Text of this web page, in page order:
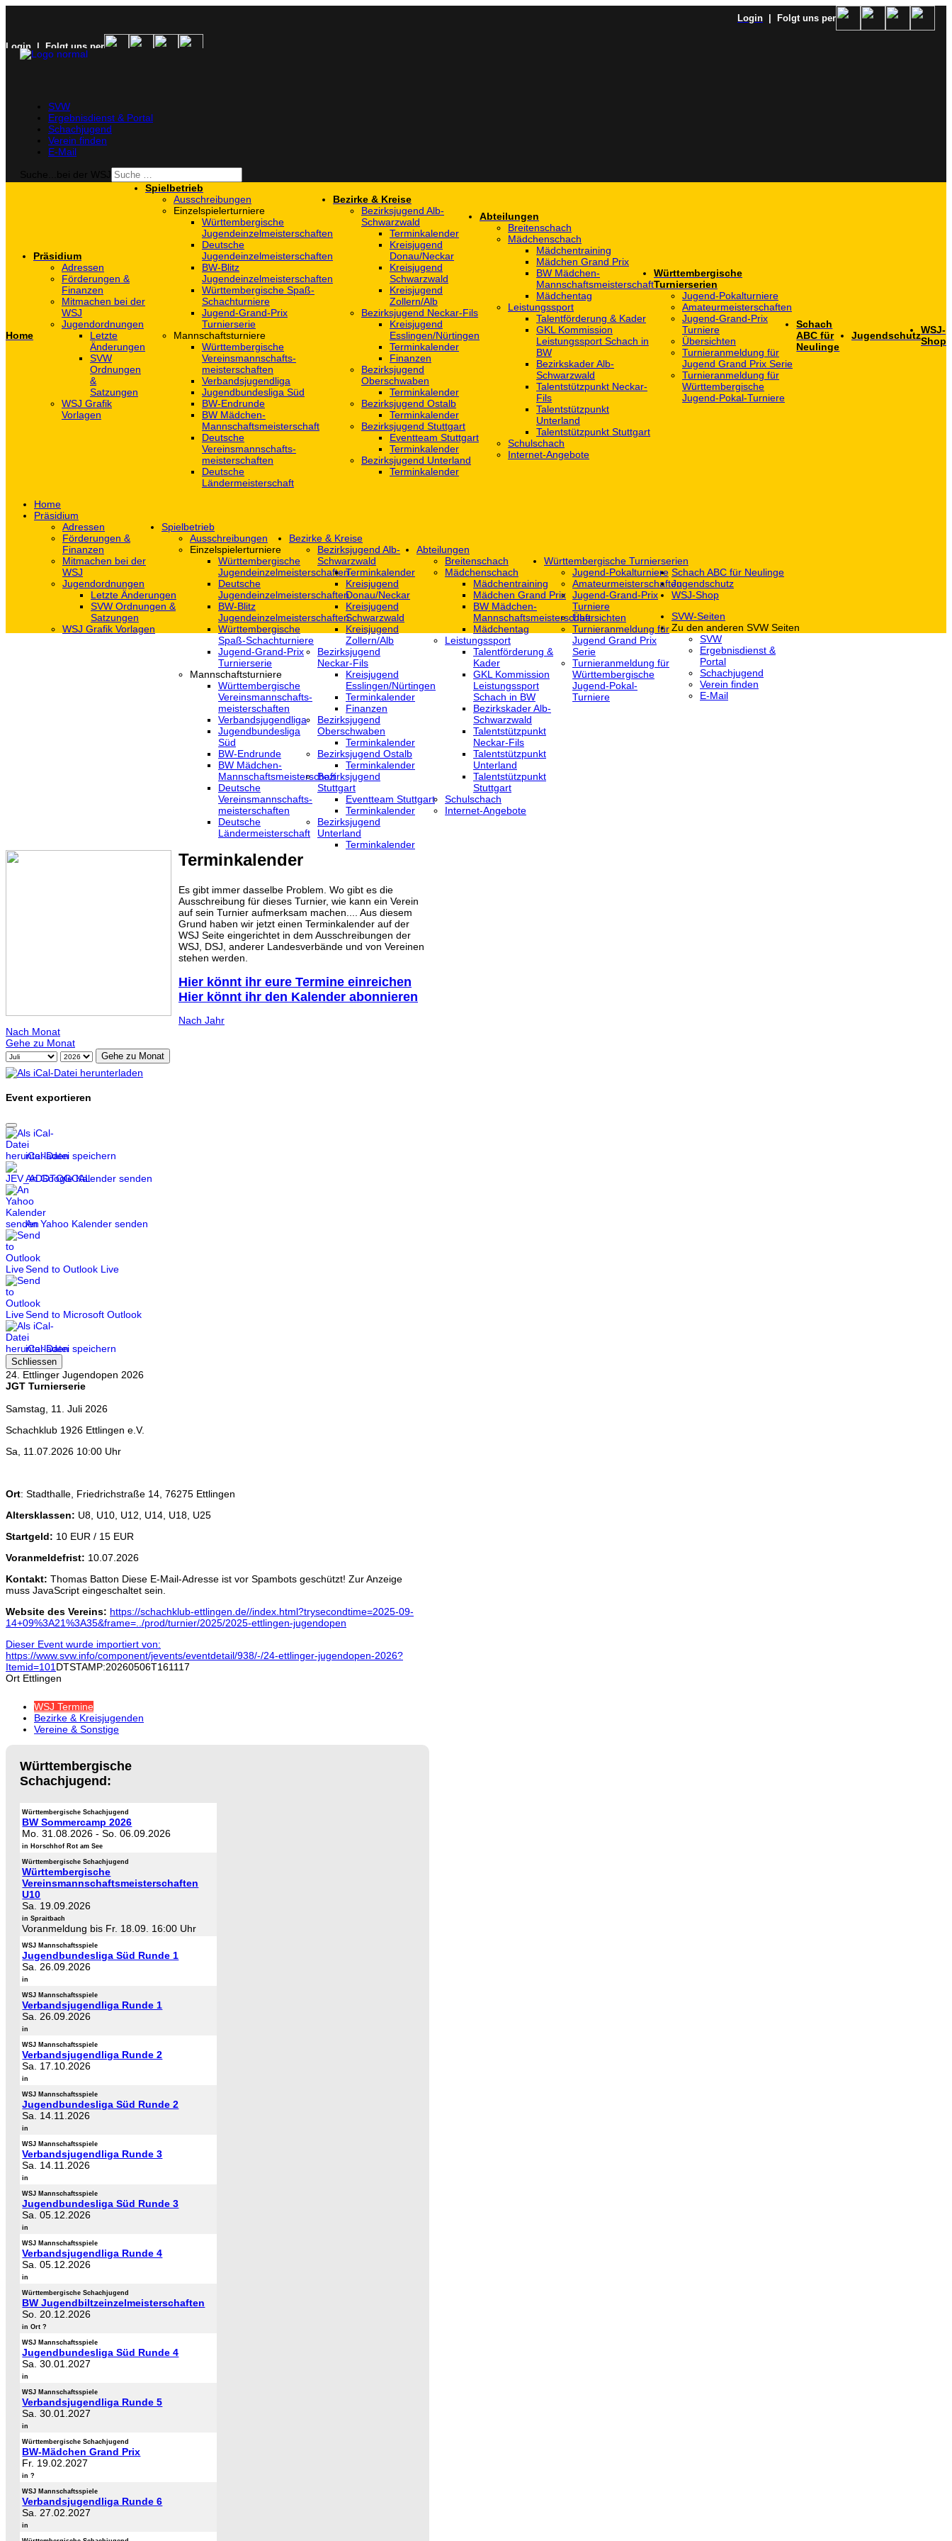
Login | Folgt uns per
Login | Folgt uns per
SVW
Ergebnisdienst & Portal
Schachjugend
Verein finden
E-Mail
Home
Präsidium
Adressen
Förderungen &
Finanzen
Mitmachen bei der
WSJ
Jugendordnungen
Letzte
Änderungen
SVW
Ordnungen
&
Satzungen
WSJ Grafik
Vorlagen
Spielbetrieb
Ausschreibungen
Einzelspielerturniere
Württembergische
Jugendeinzelmeisterschaften
Deutsche
Jugendeinzelmeisterschaften
BW-Blitz
Jugendeinzelmeisterschaften
Württembergische Spaß-
Schachturniere
Jugend-Grand-Prix
Turnierserie
Mannschaftsturniere
Württembergische
Vereinsmannschafts-
meisterschaften
Verbandsjugendliga
Jugendbundesliga Süd
BW-Endrunde
BW Mädchen-
Mannschaftsmeisterschaft
Deutsche
Vereinsmannschafts-
meisterschaften
Deutsche
Ländermeisterschaft
Bezirke & Kreise
Bezirksjugend Alb-
Schwarzwald
Terminkalender
Kreisjugend
Donau/Neckar
Kreisjugend
Schwarzwald
Kreisjugend
Zollern/Alb
Bezirksjugend Neckar-Fils
Kreisjugend
‎Esslingen/Nürtingen
Terminkalender
Finanzen
Bezirksjugend
Oberschwaben
Terminkalender
Bezirksjugend Ostalb
Terminkalender
Bezirksjugend Stuttgart
‎Eventteam Stuttgart
Terminkalender
Bezirksjugend Unterland
Terminkalender
Abteilungen
Breitenschach
Mädchenschach
Mädchentraining
Mädchen Grand Prix
BW Mädchen-
Mannschaftsmeisterschaft
Mädchentag
Leistungssport
Talentförderung & Kader
GKL Kommission
Leistungssport Schach in
BW
Bezirkskader Alb-
Schwarzwald
Talentstützpunkt Neckar-
Fils
Talentstützpunkt
Unterland
Talentstützpunkt Stuttgart
Schulschach
Internet-Angebote
Württembergische
Turnierserien
Jugend-Pokalturniere
Amateurmeisterschaften
Jugend-Grand-Prix
Turniere
Übersichten
Turnieranmeldung für
Jugend Grand Prix Serie
Turnieranmeldung für
Württembergische
Jugend-Pokal-Turniere
Schach
ABC für
Neulinge
JugendschutzWSJ-
Shop
Home
Präsidium
Adressen
Förderungen &
Finanzen
Mitmachen bei der
WSJ
Jugendordnungen
Letzte Änderungen
SVW Ordnungen &
Satzungen
WSJ Grafik Vorlagen
Spielbetrieb
Ausschreibungen
Einzelspielerturniere
Württembergische
Jugendeinzelmeisterschaften
Deutsche
Jugendeinzelmeisterschaften
BW-Blitz
Jugendeinzelmeisterschaften
Württembergische
Spaß-Schachturniere
Jugend-Grand-Prix
Turnierserie
Mannschaftsturniere
Württembergische
Vereinsmannschafts-
meisterschaften
Verbandsjugendliga
Jugendbundesliga
Süd
BW-Endrunde
BW Mädchen-
Mannschaftsmeisterschaft
Deutsche
Vereinsmannschafts-
meisterschaften
Deutsche
Ländermeisterschaft
Bezirke & Kreise
Bezirksjugend Alb-
Schwarzwald
Terminkalender
Kreisjugend
Donau/Neckar
Kreisjugend
Schwarzwald
Kreisjugend
Zollern/Alb
Bezirksjugend
Neckar-Fils
Kreisjugend
‎Esslingen/Nürtingen
Terminkalender
Finanzen
Bezirksjugend
Oberschwaben
Terminkalender
Bezirksjugend Ostalb
Terminkalender
Bezirksjugend
Stuttgart
‎Eventteam Stuttgart
Terminkalender
Bezirksjugend
Unterland
Terminkalender
Abteilungen
Breitenschach
Mädchenschach
Mädchentraining
Mädchen Grand Prix
BW Mädchen-
Mannschaftsmeisterschaft
Mädchentag
Leistungssport
Talentförderung &
Kader
GKL Kommission
Leistungssport
Schach in BW
Bezirkskader Alb-
Schwarzwald
Talentstützpunkt
Neckar-Fils
Talentstützpunkt
Unterland
Talentstützpunkt
Stuttgart
Schulschach
Internet-Angebote
Württembergische Turnierserien
Jugend-Pokalturniere
Amateurmeisterschaften
Jugend-Grand-Prix
Turniere
Übersichten
Turnieranmeldung für
Jugend Grand Prix
Serie
Turnieranmeldung für
Württembergische
Jugend-Pokal-
Turniere
Schach ABC für Neulinge
Jugendschutz
WSJ-Shop
SVW-Seiten
Zu den anderen SVW Seiten
SVW
Ergebnisdienst &
Portal
Schachjugend
Verein finden
E-Mail
Terminkalender
Es gibt immer dasselbe Problem. Wo gibt es die
Ausschreibung für dieses Turnier, wie kann ein Verein
auf sein Turnier aufmerksam machen.... Aus diesem
Grund haben wir jetzt einen Terminkalender auf der
WSJ Seite eingerichtet in dem Ausschreibungen der
WSJ, DSJ, anderer Landesverbände und von Vereinen
stehen werden.
Hier könnt ihr eure Termine einreichen
Hier könnt ihr den Kalender abonnieren
Nach Jahr
Nach Monat
Gehe zu Monat
Gehe zu Monat
Event exportieren
iCal-Datei speichern
An Google Kalender senden
An Yahoo Kalender senden
Send to Outlook Live
Send to Microsoft Outlook
iCal-Datei speichern
Schliessen
24. Ettlinger Jugendopen 2026
JGT Turnierserie
Samstag, 11. Juli 2026
Schachklub 1926 Ettlingen e.V.
Sa, 11.07.2026 10:00 Uhr
Ort: Stadthalle, Friedrichstraße 14, 76275 Ettlingen
Altersklassen: U8, U10, U12, U14, U18, U25
Startgeld: 10 EUR / 15 EUR
Voranmeldefrist: 10.07.2026
Kontakt: Thomas Batton Diese E-Mail-Adresse ist vor Spambots geschützt! Zur Anzeige
muss JavaScript eingeschaltet sein.
Website des Vereins: https://schachklub-ettlingen.de//index.html?trysecondtime=2025-09-
14+09%3A21%3A35&frame=../prod/turnier/2025/2025-ettlingen-jugendopen
Dieser Event wurde importiert von:
https://www.svw.info/component/jevents/eventdetail/938/-/24-ettlinger-jugendopen-2026?
Itemid=101 DTSTAMP:20260506T161117
Ort Ettlingen
WSJ Termine
Bezirke & Kreisjugenden
Vereine & Sonstige
Württembergische
Schachjugend:
Württembergische Schachjugend
BW Sommercamp 2026
Mo. 31.08.2026 -So. 06.09.2026
in Horschhof Rot am See
Württembergische Schachjugend
Württembergische
Vereinsmannschaftsmeisterschaften
U10
Sa. 19.09.2026
in Spraitbach
Voranmeldung bis Fr. 18.09. 16:00 Uhr
WSJ Mannschaftsspiele
Jugendbundesliga Süd Runde 1
Sa. 26.09.2026
in
WSJ Mannschaftsspiele
Verbandsjugendliga Runde 1
Sa. 26.09.2026
in
WSJ Mannschaftsspiele
Verbandsjugendliga Runde 2
Sa. 17.10.2026
in
WSJ Mannschaftsspiele
Jugendbundesliga Süd Runde 2
Sa. 14.11.2026
in
WSJ Mannschaftsspiele
Verbandsjugendliga Runde 3
Sa. 14.11.2026
in
WSJ Mannschaftsspiele
Jugendbundesliga Süd Runde 3
Sa. 05.12.2026
in
WSJ Mannschaftsspiele
Verbandsjugendliga Runde 4
Sa. 05.12.2026
in
Württembergische Schachjugend
BW Jugendbiltzeinzelmeisterschaften
So. 20.12.2026
in Ort ?
WSJ Mannschaftsspiele
Jugendbundesliga Süd Runde 4
Sa. 30.01.2027
in
WSJ Mannschaftsspiele
Verbandsjugendliga Runde 5
Sa. 30.01.2027
in
Württembergische Schachjugend
BW-Mädchen Grand Prix
Fr. 19.02.2027
in ?
WSJ Mannschaftsspiele
Verbandsjugendliga Runde 6
Sa. 27.02.2027
in